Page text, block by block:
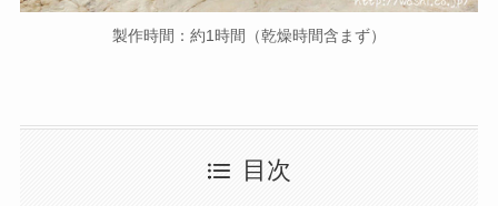
製作時間：約1時間（乾燥時間含まず）
目次